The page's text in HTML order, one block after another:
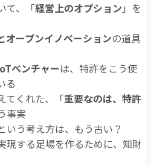
て、「経営上のオプション 」を
オープンイノベーションの道具
ベンチャーは、特許をこう使
る
てくれた、「重要なのは、特許
事実
いう考え方は、もう古い？
現する足場を作るために、知財